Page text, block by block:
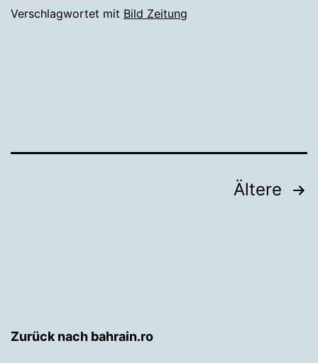
Verschlagwortet mit Bild Zeitung
Seitennummerierung
Ältere
Zurück nach bahrain.ro